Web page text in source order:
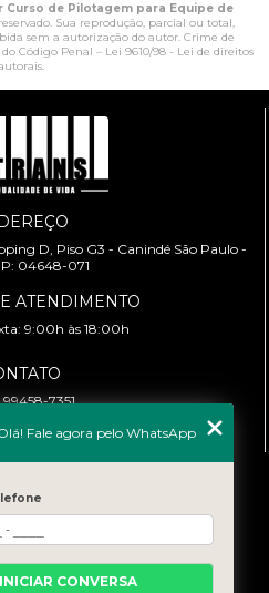
Curso de Pilotagem para Equipe de
Sua reprodução, parcial ou total,
sem a autorização do autor. Crime de
Código Penal – Lei 9610/98 - Lei de direitos
.
D, Piso G3 - Canindé São Paulo -
04648-071
ATENDIMENTO
9:00h às 18:00h
99458-7351
Home
Galeria
Fale agora pelo WhatsApp
INICIAR CONVERSA